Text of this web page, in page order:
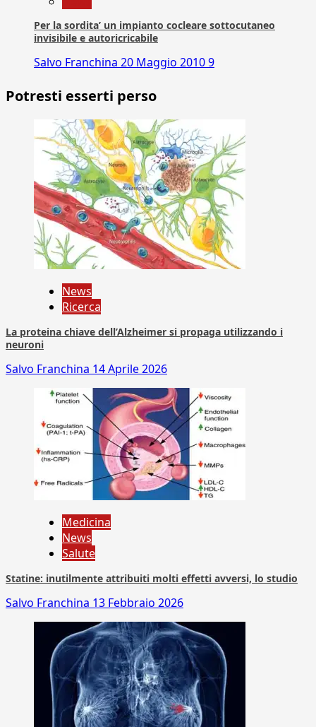
Per la sordita’ un impianto cocleare sottocutaneo
invisibile e autoricricabile
Salvo Franchina 20 Maggio 20109
Potresti esserti perso
News
Ricerca
La proteina chiave dell’Alzheimer si propaga utilizzando i
neuroni
Salvo Franchina 14 Aprile 2026
Medicina
News
Salute
Statine: inutilmente attribuiti molti effetti avversi, lo studio
Salvo Franchina 13 Febbraio 2026